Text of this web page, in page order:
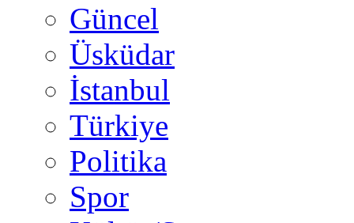
Güncel
Üsküdar
İstanbul
Türkiye
Politika
Spor